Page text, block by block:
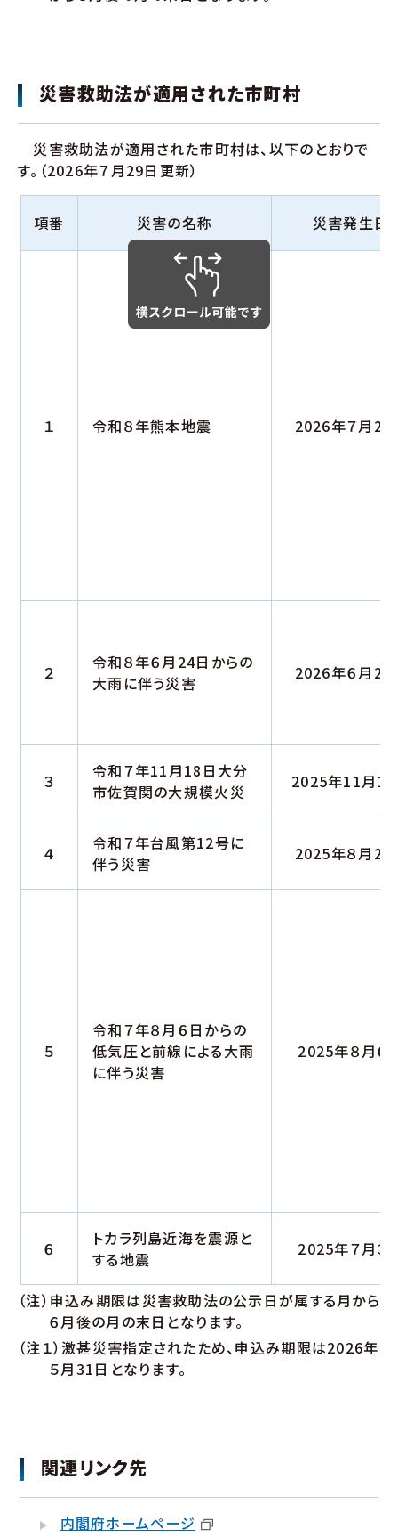
災害救助法が適用された市町村
災害救助法が適用された市町村は、以下のとおりで
す。（2026年７月29日更新）
項番 災害の名称 災害発生日
１ 令和８年熊本地震 2026年７月28
２
令和８年６月24日からの
大雨に伴う災害
2026年６月24
３
令和７年11月18日大分
市佐賀関の大規模火災
2025年11月
４
令和７年台風第12号に
伴う災害
2025年８月21
５
令和７年８月６日からの
低気圧と前線による大雨
に伴う災害
2025年８月６
６
トカラ列島近海を震源と
する地震
2025年７月３
（注）申込み期限は災害救助法の公示日が属する月から
６月後の月の末日となります。
（注１）激甚災害指定されたため、申込み期限は2026年
５月31日となります。
関連リンク先
内閣府ホームページ